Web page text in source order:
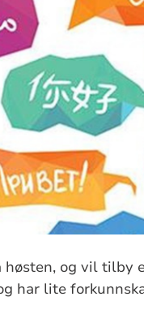
og vil tilby
har lite